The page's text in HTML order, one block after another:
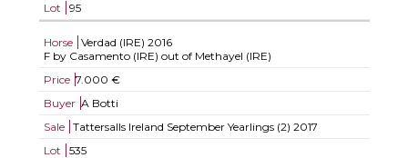
Lot
95
Horse Verdad (IRE) 2016
F by Casamento (IRE) out of Methayel (IRE)
Price 7.000 €
Buyer A Botti
Sale
Tattersalls Ireland September Yearlings (2) 2017
Lot
535